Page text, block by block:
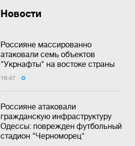
Новости
Россияне массированно
атаковали семь объектов
"Укрнафты" на востоке страны
16:47
Россияне атаковали
гражданскую инфраструктуру
Одессы: поврежден футбольный
стадион "Черноморец"